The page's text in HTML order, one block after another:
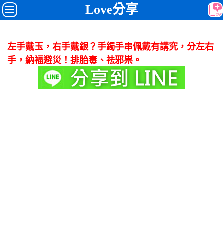
Love分享
左手戴玉，右手戴銀？手鐲手串佩戴有講究，分左右
手，納福避災！排胎毒、祛邪祟。